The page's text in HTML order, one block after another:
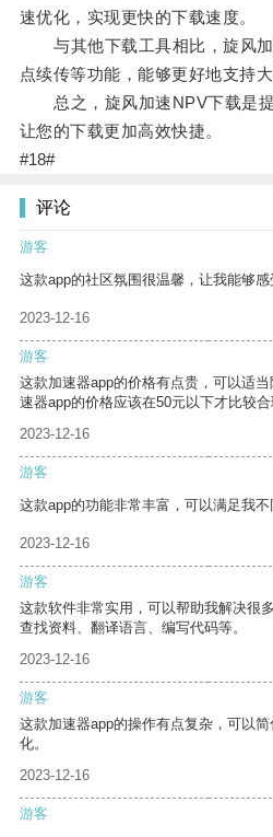
速优化，实现更快的下载速度。
与其他下载工具相比，旋风加
点续传等功能，能够更好地支持大
总之，旋风加速NPV下载是提
让您的下载更加高效快捷。
#18#
评论
游客
这款app的社区氛围很温馨，让我能够感
2023-12-16
游客
这款加速器app的价格有点贵，可以适
速器app的价格应该在50元以下才比较合
2023-12-16
游客
这款app的功能非常丰富，可以满足我不
2023-12-16
游客
这款软件非常实用，可以帮助我解决很
查找资料、翻译语言、编写代码等。
2023-12-16
游客
这款加速器app的操作有点复杂，可以
化。
2023-12-16
游客